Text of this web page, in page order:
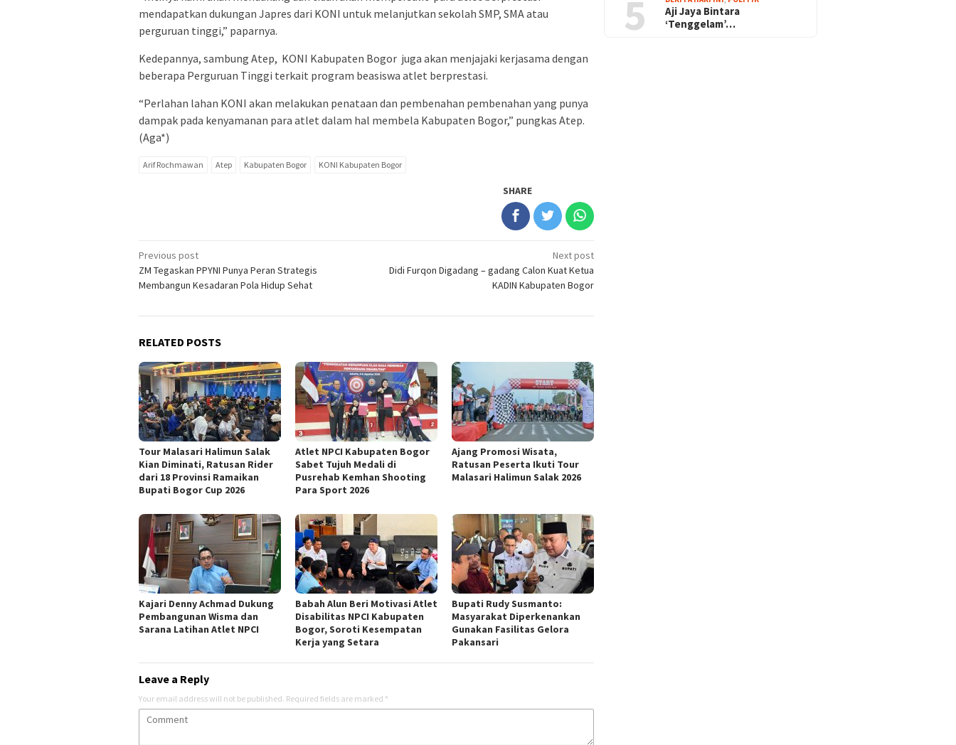
mendapatkan dukungan Japres dari KONI untuk melanjutkan sekolah SMP, SMA atau
perguruan tinggi,” paparnya.
Kedepannya, sambung Atep, KONI Kabupaten Bogor juga akan menjajaki kerjasama dengan
beberapa Perguruan Tinggi terkait program beasiswa atlet berprestasi.
“Perlahan lahan KONI akan melakukan penataan dan pembenahan pembenahan yang punya
dampak pada kenyamanan para atlet dalam hal membela Kabupaten Bogor,” pungkas Atep.
(Aga*)
Arif Rochmawan Atep Kabupaten Bogor KONI Kabupaten Bogor
SHARE
Post
navigation
Previous post
ZM Tegaskan PPYNI Punya Peran Strategis
Membangun Kesadaran Pola Hidup Sehat
Next post
Didi Furqon Digadang – gadang Calon Kuat Ketua
KADIN Kabupaten Bogor
RELATED POSTS
Tour Malasari Halimun Salak
Kian Diminati, Ratusan Rider
dari 18 Provinsi Ramaikan
Bupati Bogor Cup 2026
Atlet NPCI Kabupaten Bogor
Sabet Tujuh Medali di
Pusrehab Kemhan Shooting
Para Sport 2026
Ajang Promosi Wisata,
Ratusan Peserta Ikuti Tour
Malasari Halimun Salak 2026
Kajari Denny Achmad Dukung
Pembangunan Wisma dan
Sarana Latihan Atlet NPCI
Babah Alun Beri Motivasi Atlet
Disabilitas NPCI Kabupaten
Bogor, Soroti Kesempatan
Kerja yang Setara
Bupati Rudy Susmanto:
Masyarakat Diperkenankan
Gunakan Fasilitas Gelora
Pakansari
Leave a Reply
Your email address will not be published. Required fields are marked *
5
Aji Jaya Bintara
‘Tenggelam’…